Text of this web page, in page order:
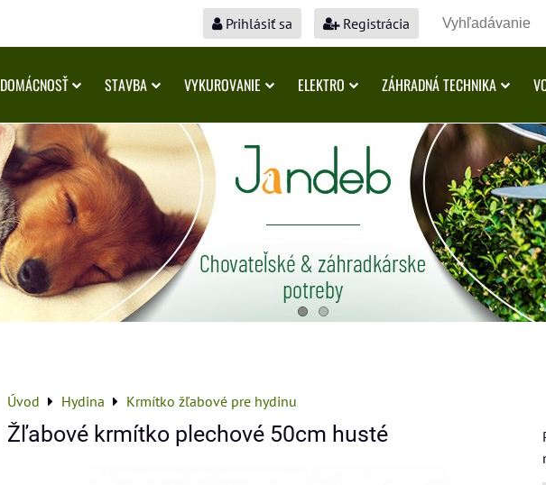
Prihlásiť sa Registrácia
DOMÁCNOSŤ STAVBA VYKUROVANIE ELEKTRO ZÁHRADNÁ TECHNIKA
Úvod Hydina Krmítko žľabové pre hydinu
Žľabové krmítko plechové 50cm husté